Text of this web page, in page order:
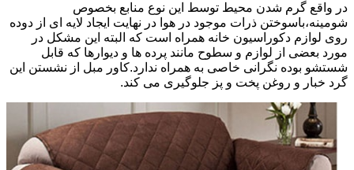
در واقع گرم شدن محیط توسط این نوع منابع بخصوص
شومینه،باسوختن ذرات موجود در هوا در نهایت ایجاد لایه ای از دوده
روی لوازم دکوراسیون خانه همراه است که البته این مشکل در
مورد بعضی از لوازم و سطوح مانند پرده ها و دیوارها که قابل
شستشو بوده نگرانی خاصی به همراه ندارد.کاور مبل از نشستن این
گرد خبار و روغن پخت و پز جلوگیری می کند.